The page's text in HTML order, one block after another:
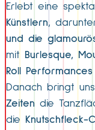
Erlebt eine
Künstlern,
und die
mit
Burlesque,
Roll Performances
Danach bringt
Zeiten die
die
Knutschfleck-